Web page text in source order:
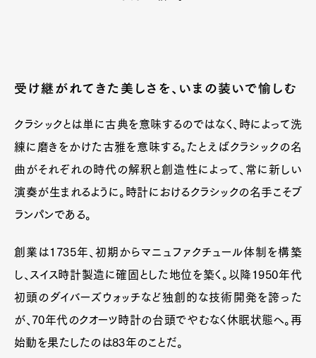
Pen Meet
Pen international Pen tw
受け継がれてきた美しさを、いまの装いで愉しむ
クラシックとは単に古典を意味するのではなく、時によって洗
練に磨きをかけた古雅を意味する。たとえばクラシックの名
曲がそれぞれの時代の解釈と創造性によって、常に新しい
演奏が生まれるように。時計におけるクラシックの名手こそブ
ランパンである。
創業は1735年、初期からマニュファクチュール体制を構築
し、スイス時計製造に確固とした地位を築く。以降1950年代
初頭のダイバーズウォッチなど独創的な技術開発を誇った
が、70年代のクオーツ時計の台頭でやむなく休眠状態へ。再
始動を果たしたのは83年のことだ。